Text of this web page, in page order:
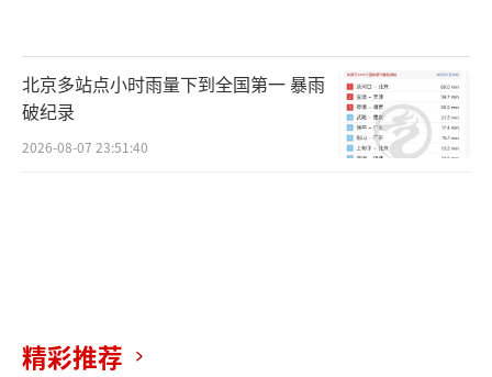
北京多站点小时雨量下到全国第一 暴雨
破纪录
2026-08-07 23:51:40
精彩推荐